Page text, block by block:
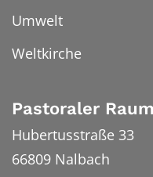
Umwelt
Weltkirche
Pastoraler
Hubertusstraße 33
66809 Nalbach